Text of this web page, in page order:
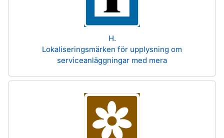
H.
Lokaliseringsmärken för upplysning om
serviceanläggningar med mera